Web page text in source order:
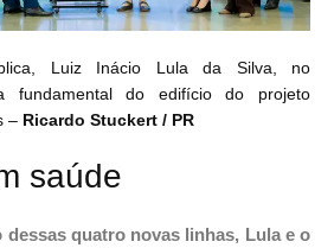
Luiz Inácio Lula da Silva, no
fundamental do edifício do projeto
– Ricardo Stuckert / PR
saúde
dessas quatro novas linhas, Lula e o